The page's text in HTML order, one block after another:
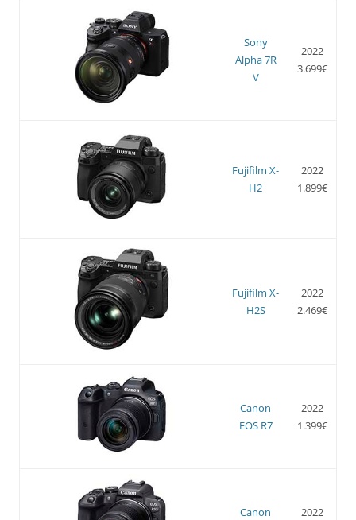
Sony
Alpha 7R
V
2022
3.699€
Fujifilm X-
H2
2022
1.899€
Fujifilm X-
H2S
2022
2.469€
Canon
EOS R7
2022
1.399€
Canon
2022